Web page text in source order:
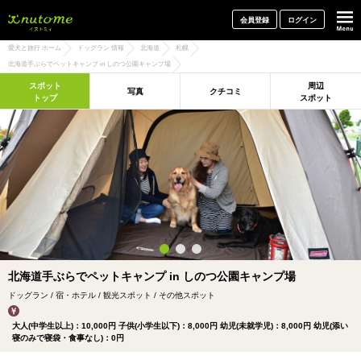
会員登録 ログイン
愛犬と旅行 ホーム ドッグラン 情報 北海道 札幌
北海道手ぶらでペットキャンプ in しのつ公園キャンプ場
スポット
トップ
写真 クチコミ
周辺
スポット
北海道手ぶらでペットキャンプ in しのつ公園キャンプ場
ドッグラン / 宿・ホテル / 観光スポット / その他スポット
大人(中学生以上)：10,000円 子供(小学生以下)：8,000円 幼児(未就学児)：8,000円 幼児(添い
寝のみで寝袋・食事なし)：0円